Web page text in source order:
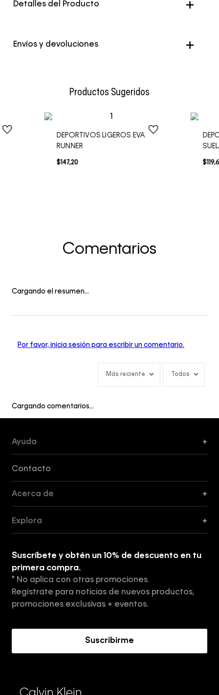
Detalles del Producto
Envíos y devoluciones
Productos Sugeridos
DEPORTIVOS LIGEROS EVA
RUNNER
$147,20 $119,
Comentarios
Cargando el resumen…
Por favor, inicia sesión para escribir un comentario.
Más reciente Todos
Cargando comentarios…
Ayuda +
Contacto
Acerca de +
Tiendas
Aviso de privacidad
Términos y Condiciones
Explora +
Suscríbete y obtén un 10% de descuento en tu
primera compra.
* No aplica con otras promociones.
Regístrate para noticias de nuevos productos,
promociones exclusivas + eventos.
Suscribirme